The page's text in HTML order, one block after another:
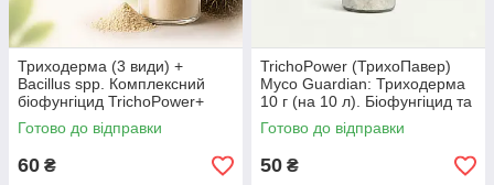
Триходерма (3 види) +
Bacillus spp. Комплексний
біофунгіцид TrichoPower+
(Myco Guardian), 10 г
Готово до відправки
60 ₴
TrichoPower (ТрихоПавер)
Myco Guardian: Триходерма
10 г (на 10 л). Біофунгіцид та
укорінювач
Готово до відправки
50 ₴